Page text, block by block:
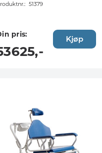
51379
pris:
,-
Kjøp